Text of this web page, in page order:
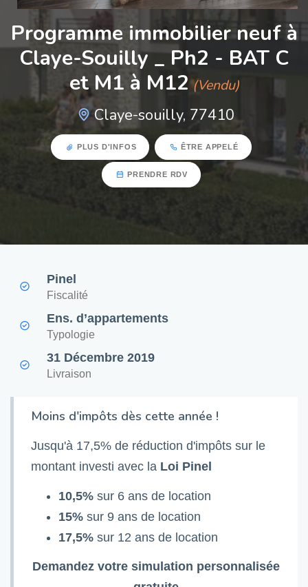
Programme immobilier neuf à
Claye-Souilly _ Ph2 - BAT C
et M1 à M12(Vendu)
Claye-souilly, 77410
PLUS D'INFOS ÊTRE APPELÉ
PRENDRE RDV
Pinel
Fiscalité
Ens. d’appartements
Typologie
31 Décembre 2019
Livraison
Moins d'impôts dès cette année !
Jusqu'à 17,5% de réduction d'impôts sur le
montant investi avec la Loi Pinel
10,5% sur 6 ans de location
15% sur 9 ans de location
17,5% sur 12 ans de location
Demandez votre simulation personnalisée